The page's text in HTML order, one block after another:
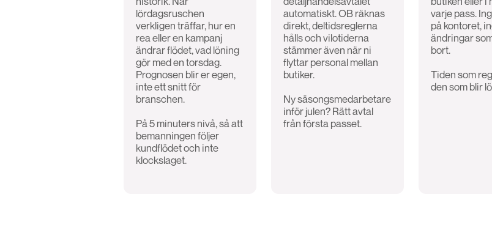
lördagsruschen
verkligen träffar, hur en
rea eller en kampanj
ändrar flödet, vad löning
gör med en torsdag.
Prognosen blir er egen,
inte ett snitt för
branschen.
På 5 minuters nivå, så att
bemanningen följer
kundflödet och inte
klockslaget.
automatiskt. OB räknas
direkt, deltidsreglerna
hålls och vilotiderna
stämmer även när ni
flyttar personal mellan
butiker.
Ny säsongsmedarbetare
inför julen? Rätt avtal
från första passet.
varje pass.
på kontoret,
ändringar
bort.
Tiden som
den som blir